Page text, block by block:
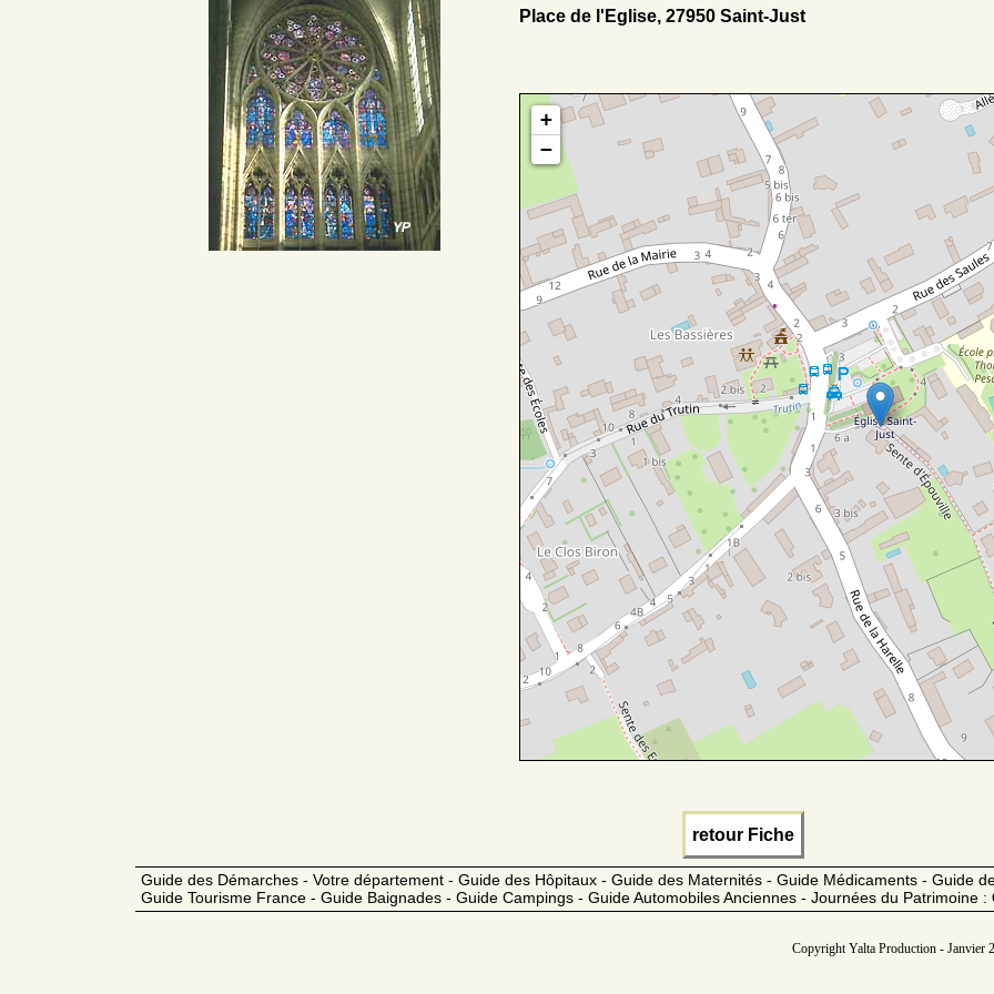
Place de l'Eglise, 27950 Saint-Just
+
−
retour Fiche
Guide des Démarches - Votre département - Guide des Hôpitaux - Guide des Maternités - Guide Médicaments - Guide
Guide Tourisme France - Guide Baignades - Guide Campings - Guide Automobiles Anciennes - Journées du Patrimoine :
Copyright Yalta Production - Janvier